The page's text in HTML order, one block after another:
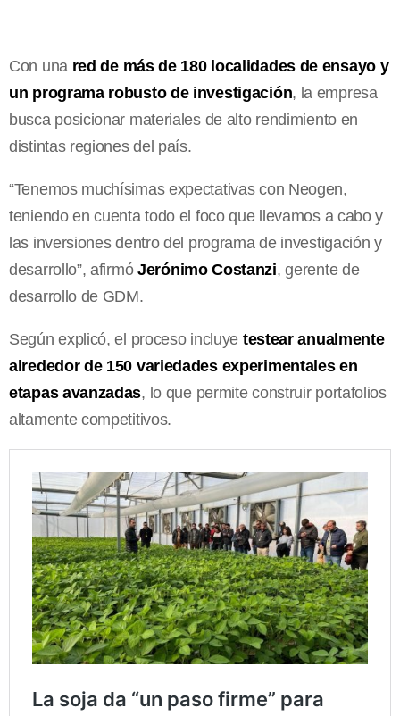
Con una red de más de 180 localidades de ensayo y
un programa robusto de investigación, la empresa
busca posicionar materiales de alto rendimiento en
distintas regiones del país.
“Tenemos muchísimas expectativas con Neogen,
teniendo en cuenta todo el foco que llevamos a cabo y
las inversiones dentro del programa de investigación y
desarrollo”, afirmó Jerónimo Costanzi, gerente de
desarrollo de GDM.
Según explicó, el proceso incluye testear anualmente
alrededor de 150 variedades experimentales en
etapas avanzadas, lo que permite construir portafolios
altamente competitivos.